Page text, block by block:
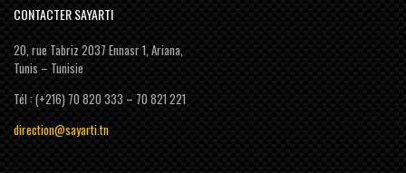
CONTACTER SAYARTI
20, rue Tabriz 2037 Ennasr 1, Ariana,
Tunis – Tunisie
Tél : (+216) 70 820 333 – 70 821 221
direction@sayarti.tn